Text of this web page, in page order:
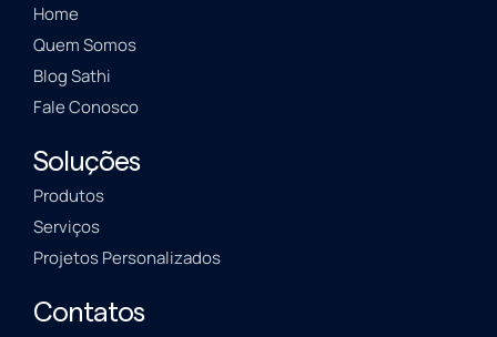
Home
Quem Somos
Blog Sathi
Fale Conosco
Soluções
Produtos
Serviços
Projetos Personalizados
Contatos